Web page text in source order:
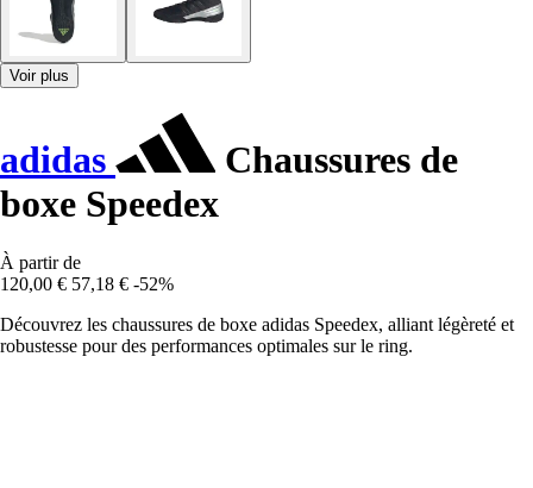
Voir plus
adidas
Chaussures de
boxe Speedex
À partir de
120,00 € 57,18 € -52%
Découvrez les chaussures de boxe adidas Speedex, alliant légèreté et
robustesse pour des performances optimales sur le ring.